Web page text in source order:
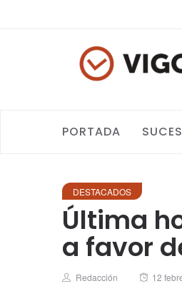
PORTADA
DESTACADOS
Última
a favor
Author
Redacción
Posted
12